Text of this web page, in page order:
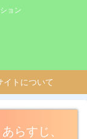
ョン
イトについて
らすじ、